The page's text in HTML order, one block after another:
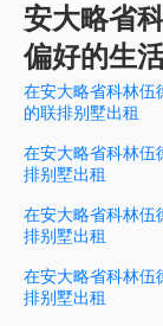
安大略省
偏好的生
在安大略省科林伍
的联排别墅出租
在安大略省科林伍
排别墅出租
在安大略省科林伍
排别墅出租
在安大略省科林伍
排别墅出租